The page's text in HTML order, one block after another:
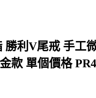
勝利V尾戒 手工
款 單個價格